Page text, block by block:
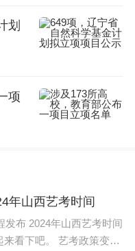
划
项
年山西艺考时间
发布 2024年山西艺考时间
艺考政策变化